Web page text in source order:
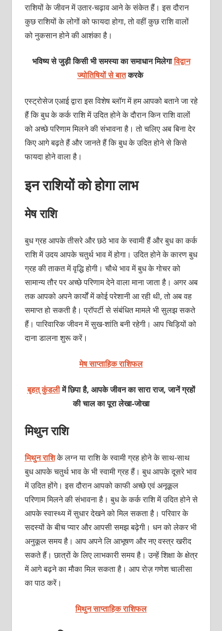
राशियों के जीवन में उतार-चढ़ाव आने के संकेत हैं। इस दौरान
कुछ राशियों के लोगों को फायदा होगा, तो वहीं कुछ राशि वालों
को नुकसान होने की आशंका है।
भविष्य से जुड़ी किसी भी समस्या का समाधान मिलेगाविद्वान
ज्योतिषियों से बातकरके
एस्‍ट्रोसेज एआई द्वारा इस विशेष ब्‍लॉग में हम आपको बताने जा रहे
हैं कि बुध के कर्क राशि में उदित होने के दौरान किन राशि वालों
को अच्‍छे परिणाम मिलने की संभावना है। तो चलिए अब बिना देर
किए आगे बढ़ते हैं और जानते हैं कि बुध के उदित होने से किसे
फायदा होने वाला है।
इन राशियों को होगा लाभ
मेष राशि
बुध ग्रह आपके तीसरे और छठे भाव के स्वामी हैं और बुध का कर्क
राशि में उदय आपके चतुर्थ भाव में होगा। उदित होने के कारण बुध
ग्रह की ताकत में वृद्धि होगी। चौथे भाव में बुध के गोचर को
सामान्य तौर पर अच्छे परिणाम देने वाला माना जाता है। अगर अब
तक आपको अपने कार्यों में कोई परेशानी आ रही थी, तो अब वह
समाप्‍त हो सकती है। प्रॉपर्टी से संबंधित मामले भी सुलझ सकते
हैं। पारिवारिक जीवन में सुख-शांति बनी रहेगी। आप चिड़ियों को
दाना डालना शुरू करें।
मेष साप्ताहिक राशिफल
बृहत् कुंडलीमें छिपा है, आपके जीवन का सारा राज, जानें ग्रहों
की चाल का पूरालेखा-जोखा
मिथुन राशि
मिथुन राशिके लग्न या राशि के स्वामी ग्रह होने के साथ-साथ
बुध आपके चतुर्थ भाव के भी स्वामी ग्रह हैं। बुध आपके दूसरे भाव
में उदित होंगे। इस दौरान आपको काफी अच्‍छे एवं अनूकूल
परिणाम मिलने की संभावना है। बुध के कर्क राशि में उदित होने से
आपके स्‍वास्‍थ्‍य में सुधार देखने को मिल सकता है। परिवार के
सदस्‍यों के बीच प्‍यार और आपसी समझ बढ़ेगी। धन को लेकर भी
अनुकूल समय है। आप अपने लि आभूषण और नए वस्‍त्र खरीद
सकते हैं। छात्रों के लिए लाभकारी समय है। उन्‍हें शिक्षा के क्षेत्र
में आगे बढ़ने का मौका मिल सकता है। आप रोज़ गणेश चालीसा
का पाठ करें।
मिथुन साप्ताहिक राशिफल